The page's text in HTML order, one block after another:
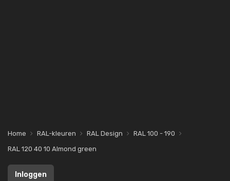
Home RAL-kleuren RAL Design
RAL 100 - 190
RAL 120 40 10 Almond green
Inloggen